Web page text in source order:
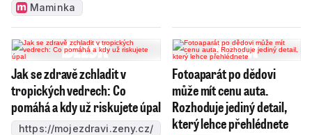
Maminka
Jak se zdravě zchladit v
tropických vedrech: Co
pomáhá a kdy už riskujete úpal
https://mojezdravi.zeny.cz/
Fotoaparát po dědovi
může mít cenu auta.
Rozhoduje jediný detail,
který lehce přehlédnete